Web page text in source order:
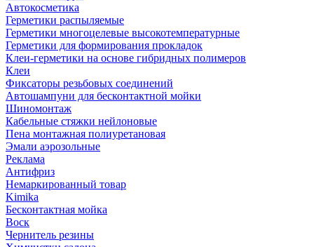
Автокосметика
Герметики распыляемые
Герметики многоцелевые высокотемпературные
Герметики для формирования прокладок
Клеи-герметики на основе гибридных полимеров
Клеи
Фиксаторы резьбовых соединений
Автошампуни для бесконтактной мойки
Шиномонтаж
Кабельные стяжки нейлоновые
Пена монтажная полиуретановая
Эмали аэрозольные
Реклама
Антифриз
Немаркированный товар
Kimika
Бесконтактная мойка
Воск
Чернитель резины